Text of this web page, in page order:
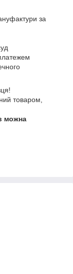
за
товаром,
можна